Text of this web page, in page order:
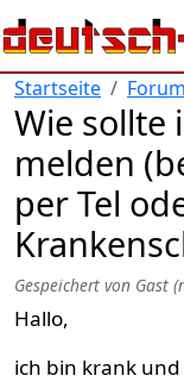
Direkt zum Inhalt
Startseite
Wie sollte
melden
per Tel
Gespeichert von Gast
Hallo,
ich bin krank